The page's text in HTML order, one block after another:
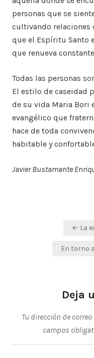
personas que se
cultivando relaciones
que el Espíritu Santo
que renueva
Todas las personas
El estilo de caseidad
de su vida Maria Bori
evangélico que
hace de toda
habitable y
Javier Bustamante
Navegación
entradas
← La
En torno
Deja
Tu dirección de
campos